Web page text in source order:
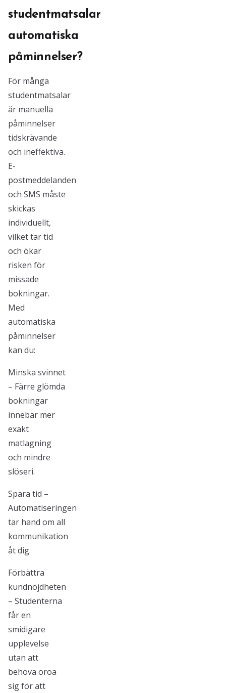
studentmatsalar
automatiska
påminnelser?
För många
studentmatsalar
är manuella
påminnelser
tidskrävande
och ineffektiva.
E-
postmeddelanden
och SMS måste
skickas
individuellt,
vilket tar tid
och ökar
risken för
missade
bokningar.
Med
automatiska
påminnelser
kan du:
Minska svinnet
– Färre glömda
bokningar
innebär mer
exakt
matlagning
och mindre
slöseri.
Spara tid –
Automatiseringen
tar hand om all
kommunikation
åt dig.
Förbättra
kundnöjdheten
– Studenterna
får en
smidigare
upplevelse
utan att
behöva oroa
sig för att